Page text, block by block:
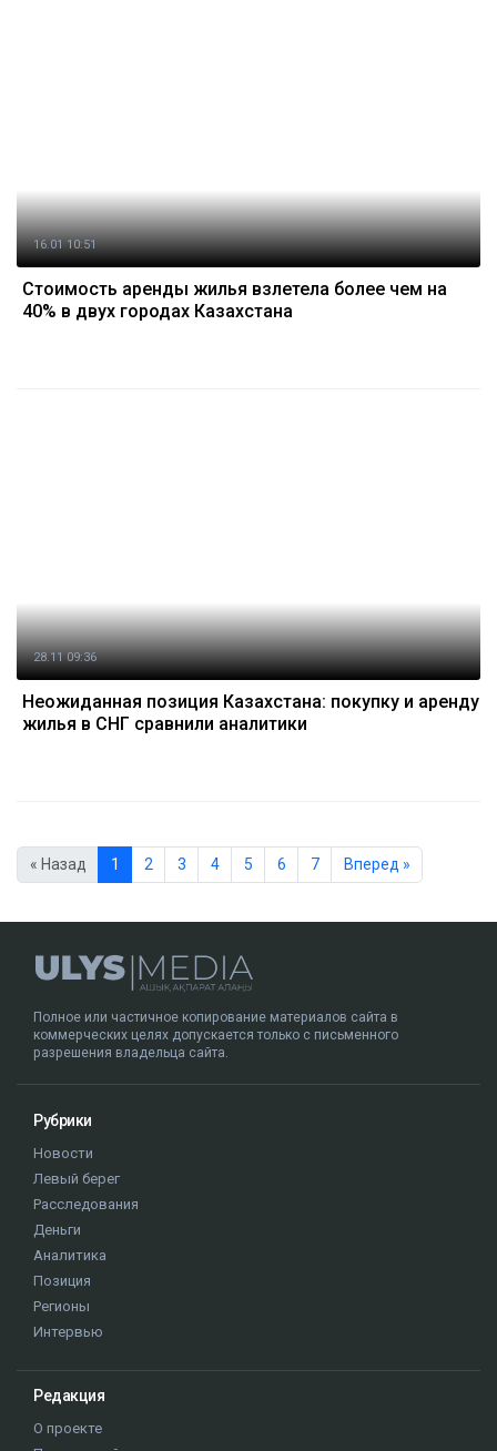
16.01 10:51
Стоимость аренды жилья взлетела более чем на
40% в двух городах Казахстана
28.11 09:36
Неожиданная позиция Казахстана: покупку и аренду
жилья в СНГ сравнили аналитики
« Назад 1 2 3 4 5 6 7 Вперед »
Полное или частичное копирование материалов сайта в
коммерческих целях допускается только с письменного
разрешения владельца сайта.
Рубрики
Новости
Левый берег
Расследования
Деньги
Аналитика
Позиция
Регионы
Интервью
Редакция
О проекте